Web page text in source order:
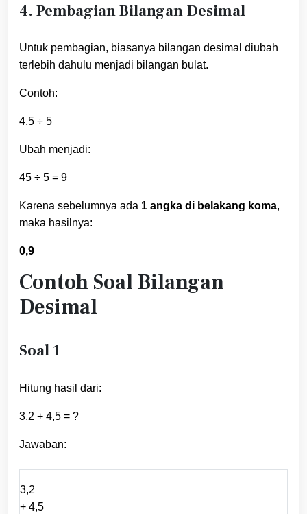
4. Pembagian Bilangan Desimal
Untuk pembagian, biasanya bilangan desimal diubah
terlebih dahulu menjadi bilangan bulat.
Contoh:
4,5 ÷ 5
Ubah menjadi:
45 ÷ 5 = 9
Karena sebelumnya ada 1 angka di belakang koma,
maka hasilnya:
0,9
Contoh Soal Bilangan
Desimal
Soal 1
Hitung hasil dari:
3,2 + 4,5 = ?
Jawaban:
3,2
+ 4,5